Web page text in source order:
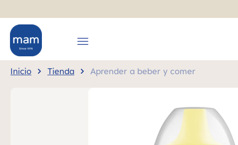
Inicio Tienda Aprender a beber y comer